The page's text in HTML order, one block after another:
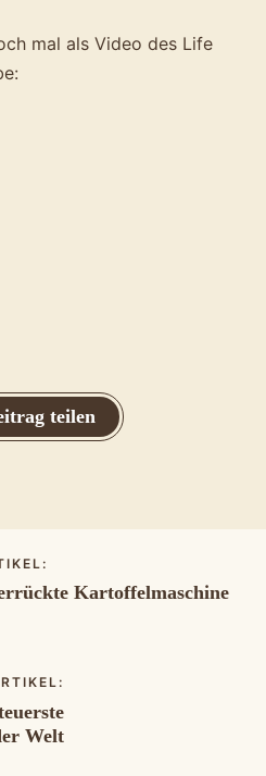
mal als Video des Life
teilen
Kartoffelmaschine
Welt